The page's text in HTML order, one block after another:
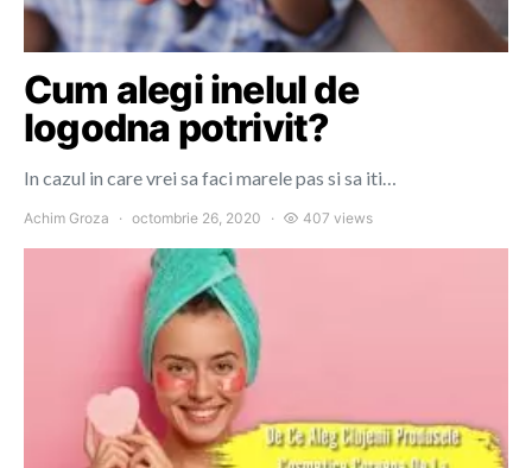
Cum alegi inelul de
logodna potrivit?
In cazul in care vrei sa faci marele pas si sa iti…
Achim Groza octombrie 26, 2020 407 views